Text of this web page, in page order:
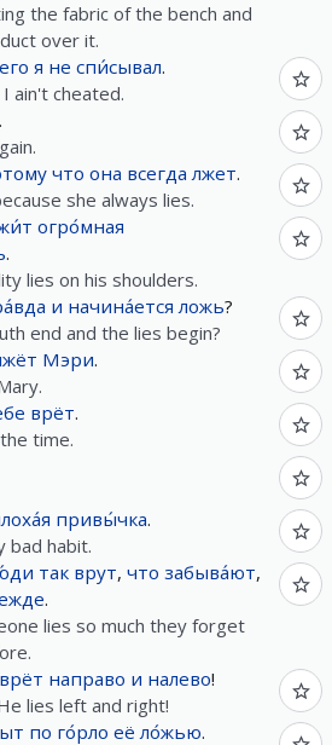
the fabric of the bench and
over it.
я не спи́сывал.
ain't cheated.
.
что она всегда лжет.
she always lies.
огро́мная
.
lies on his shoulders.
и начина́ется ложь?
end and the lies begin?
Мэри.
врёт.
time.
привы́чка.
bad habit.
так врут, что забыва́ют,
.
lies so much they forget
врёт направо и налево!
lies left and right!
по го́рло её ло́жью.